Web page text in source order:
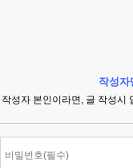
작성자
작성자 본인이라면, 글 작성시